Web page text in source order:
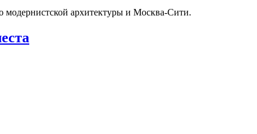
модернистской архитектуры и Москва-Сити.